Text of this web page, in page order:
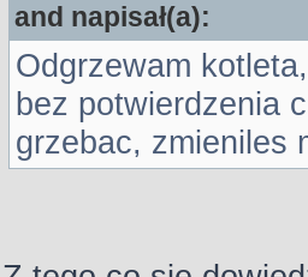
and napisał(a):
Odgrzewam
bez potwierdzenia
grzebac, zmieniles